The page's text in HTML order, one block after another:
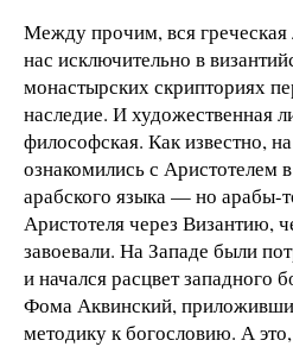
Между прочим, вся греческая
нас исключительно в
монастырских скрипториях
наследие. И художественная
философская. Как известно,
ознакомились с Аристотелем
арабского языка — но арабы-
Аристотеля через Византию,
завоевали. На Западе были
и начался расцвет западного
Фома Аквинский,
методику к богословию. А